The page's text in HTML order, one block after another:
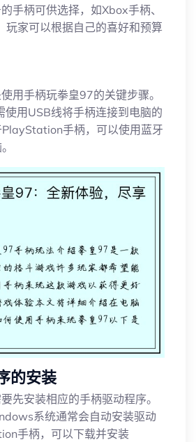
手柄可供选择，如Xbox手柄、
家可以根据自己的喜好和预算
用手柄玩拳皇97的关键步骤。
使用USB线将手柄连接到电脑的
手柄，可以使用蓝牙
的安装
先安装相应的手柄驱动程序。
系统通常会自动安装驱动
手柄，可以下载并安装